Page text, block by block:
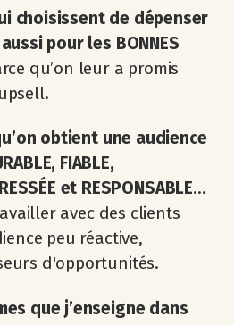
choisissent de dépenser
pour les BONNES
qu’on leur a promis
obtient une audience
FIABLE,
et RESPONSABLE…
avec des clients
peu réactive,
d'opportunités.
que j’enseigne dans